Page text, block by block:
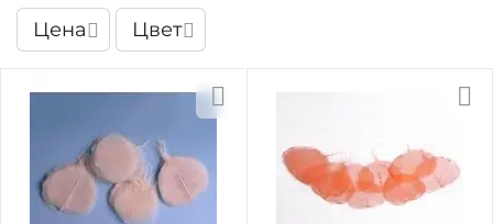
Цена Цвет